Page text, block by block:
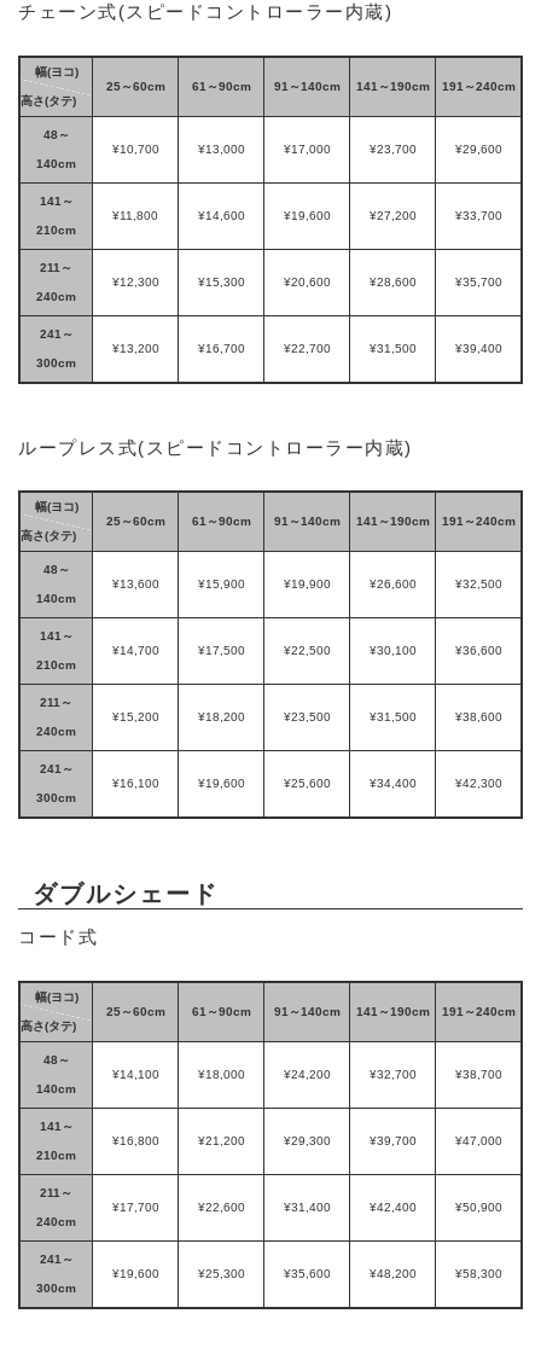
チェーン式(スピードコントローラー内蔵)
幅(ヨコ)
高さ(タテ)
25～60cm 61～90cm 91～140cm 141～190cm 191～240cm
48～
140cm
¥10,700 ¥13,000 ¥17,000 ¥23,700 ¥29,600
141～
210cm
¥11,800 ¥14,600 ¥19,600 ¥27,200 ¥33,700
211～
240cm
¥12,300 ¥15,300 ¥20,600 ¥28,600 ¥35,700
241～
300cm
¥13,200 ¥16,700 ¥22,700 ¥31,500 ¥39,400
ループレス式(スピードコントローラー内蔵)
幅(ヨコ)
高さ(タテ)
25～60cm 61～90cm 91～140cm 141～190cm 191～240cm
48～
140cm
¥13,600 ¥15,900 ¥19,900 ¥26,600 ¥32,500
141～
210cm
¥14,700 ¥17,500 ¥22,500 ¥30,100 ¥36,600
211～
240cm
¥15,200 ¥18,200 ¥23,500 ¥31,500 ¥38,600
241～
300cm
¥16,100 ¥19,600 ¥25,600 ¥34,400 ¥42,300
ダブルシェード
コード式
幅(ヨコ)
高さ(タテ)
25～60cm 61～90cm 91～140cm 141～190cm 191～240cm
48～
140cm
¥14,100 ¥18,000 ¥24,200 ¥32,700 ¥38,700
141～
210cm
¥16,800 ¥21,200 ¥29,300 ¥39,700 ¥47,000
211～
240cm
¥17,700 ¥22,600 ¥31,400 ¥42,400 ¥50,900
241～
300cm
¥19,600 ¥25,300 ¥35,600 ¥48,200 ¥58,300